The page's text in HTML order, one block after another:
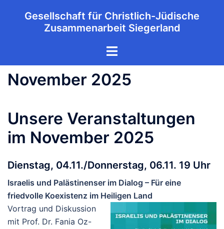
Gesellschaft für Christlich-Jüdische
Zusammenarbeit Siegerland
Menü
November 2025
Unsere Veranstaltungen
im November 2025
Dienstag, 04.11./Donnerstag, 06.11. 19 Uhr
Israelis und Palästinenser im Dialog – Für eine
friedvolle Koexistenz im Heiligen Land
Vortrag und Diskussion
mit Prof. Dr. Fania Oz-